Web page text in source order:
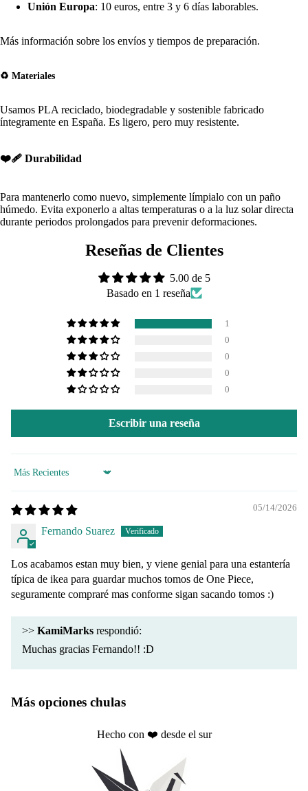
Unión Europa: 10 euros, entre 3 y 6 días laborables.
Más información sobre los envíos y tiempos de preparación.
♻️ Materiales
Usamos PLA reciclado, biodegradable y sostenible fabricado
íntegramente en España. Es ligero, pero muy resistente.
❤️🩹 Durabilidad
Para mantenerlo como nuevo, simplemente límpialo con un paño
húmedo. Evita exponerlo a altas temperaturas o a la luz solar directa
durante periodos prolongados para prevenir deformaciones.
Reseñas de Clientes
5.00 de 5
Basado en 1 reseña
1
0
0
0
0
Escribir una reseña
Sort by
05/14/2026
Fernando Suarez
Los acabamos estan muy bien, y viene genial para una estantería
típica de ikea para guardar muchos tomos de One Piece,
seguramente compraré mas conforme sigan sacando tomos :)
>> KamiMarks respondió:
Muchas gracias Fernando!! :D
Más opciones chulas
Hecho con ❤️ desde el sur